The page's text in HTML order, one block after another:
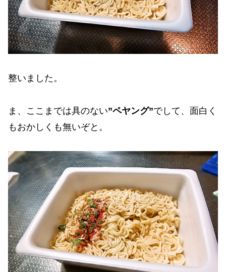
整いました。
ま、ここまでは具のない”ペヤング”でして、面白く
もおかしくも無いぞと。